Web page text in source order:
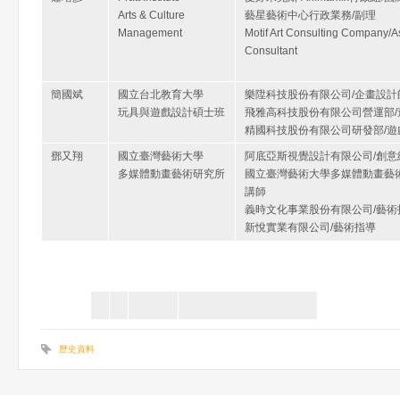
Arts & Culture
Management
藝星藝術中心行政業務/副理
Motif Art Consulting Company/
Consultant
簡國斌
國立台北教育大學
玩具與遊戲設計碩士班
樂陞科技股份有限公司/企畫設計
飛雅高科技股份有限公司營運部/
精國科技股份有限公司研發部/遊
鄧又翔
國立臺灣藝術大學
多媒體動畫藝術研究所
阿底亞斯視覺設計有限公司/創意
國立臺灣藝術大學多媒體動畫藝
講師
義時文化事業股份有限公司/藝術
新悅實業有限公司/藝術指導
歷史資料